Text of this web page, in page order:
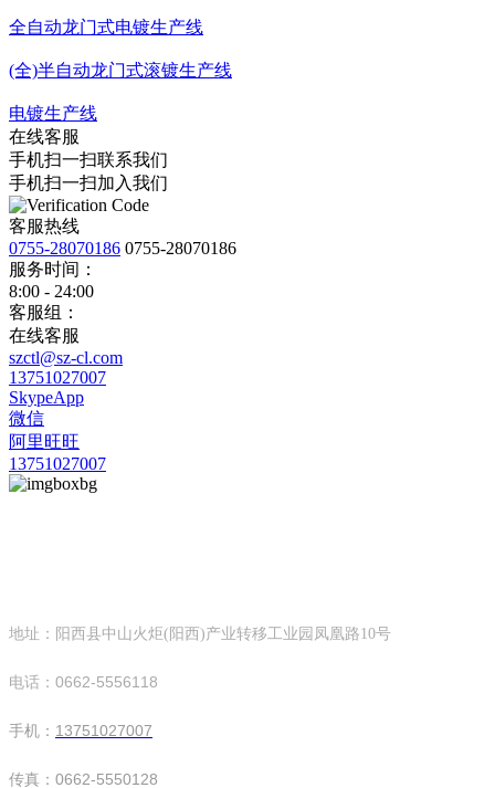
全自动龙门式电镀生产线
(全)半自动龙门式滚镀生产线
电镀生产线
在线客服
手机扫一扫联系我们
手机扫一扫加入我们
客服热线
0755-28070186 0755-28070186
服务时间：
8:00 - 24:00
客服组：
在线客服
szctl@sz-cl.com
13751027007
SkypeApp
微信
阿里旺旺
13751027007
地址：阳西县中山火炬(阳西)产业转移工业园凤凰路10号
电话：0662-5556118
手机： 13751027007
传真：0662-5550128